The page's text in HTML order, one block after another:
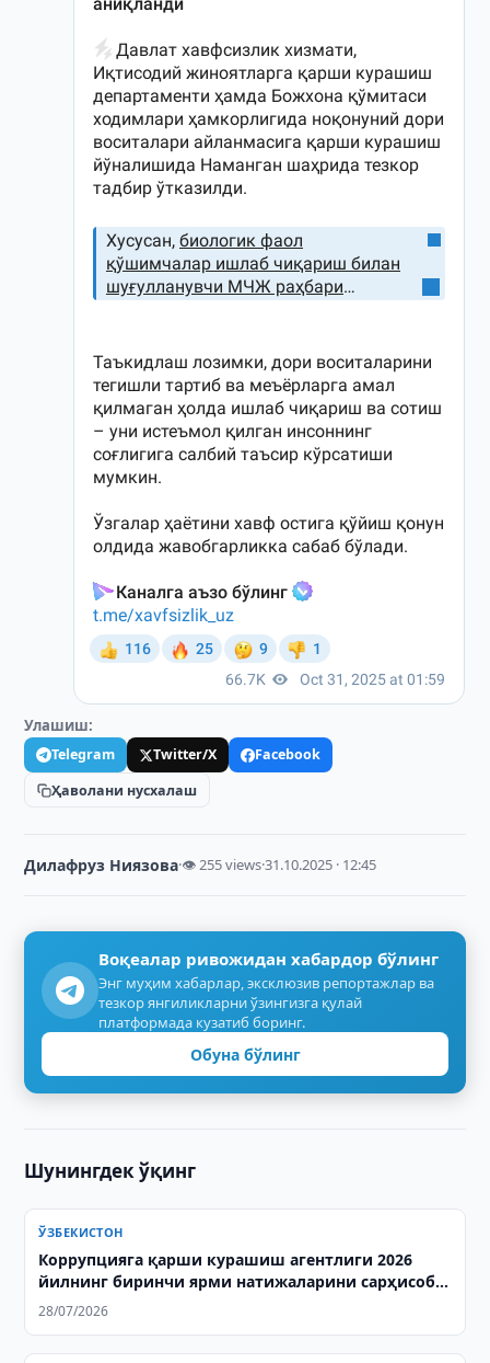
Улашиш:
Telegram Twitter/X
Facebook
Ҳаволани нусхалаш
Дилафруз Ниязова·👁 255 views·31.10.2025 · 12:45
Воқеалар ривожидан хабардор бўлинг
Энг муҳим хабарлар, эксклюзив репортажлар ва
тезкор янгиликларни ўзингизга қулай
платформада кузатиб боринг.
Обуна бўлинг
Шунингдек ўқинг
ЎЗБЕКИСТОН
Коррупцияга қарши курашиш агентлиги 2026
йилнинг биринчи ярми натижаларини сарҳисоб
қилди
28/07/2026